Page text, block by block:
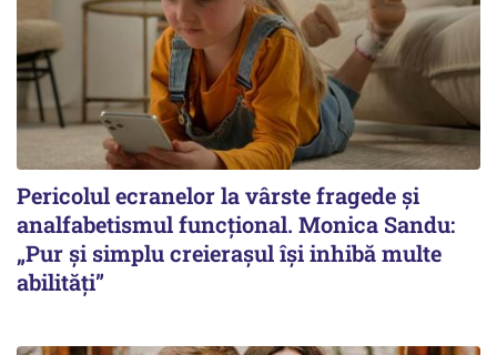
Pericolul ecranelor la vârste fragede și
analfabetismul funcțional. Monica Sandu:
„Pur și simplu creierașul își inhibă multe
abilități”